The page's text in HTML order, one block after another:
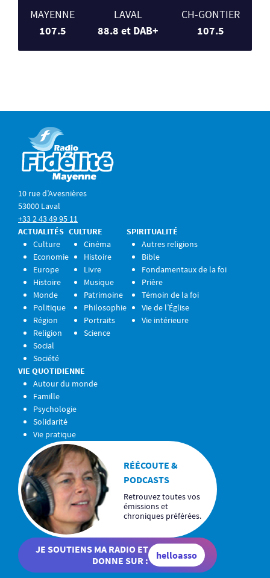
MAYENNE
107.5
LAVAL
88.8 et DAB+
CH-GONTIER
107.5
10 rue d’Avesnières
53000 Laval
+33 2 43 49 95 11
ACTUALITÉS
Culture
Economie
Europe
Histoire
Monde
Politique
Région
Religion
Social
Société
CULTURE
Cinéma
Histoire
Livre
Musique
Patrimoine
Philosophie
Portraits
Science
SPIRITUALITÉ
Autres religions
Bible
Fondamentaux de la foi
Prière
Témoin de la foi
Vie de l’Église
Vie intérieure
VIE QUOTIDIENNE
Autour du monde
Famille
Psychologie
Solidarité
Vie pratique
RÉÉCOUTE &
PODCASTS
Retrouvez toutes vos
émissions et
chroniques préférées.
JE SOUTIENS MA RADIO ET
DONNE SUR :
helloasso